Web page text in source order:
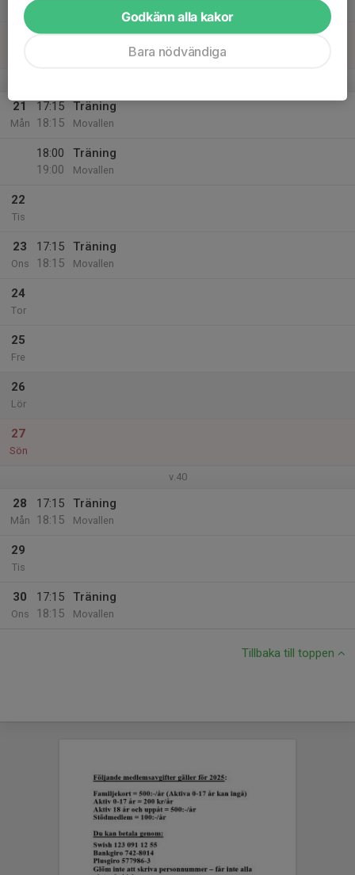
Lör
21
Mån
17:15
18:15
Träning
Movallen
18:00
19:00
Träning
Movallen
22
Tis
23
Ons
17:15
18:15
Träning
Movallen
24
Tor
25
Fre
26
Lör
27
Sön
v.40
28
Mån
17:15
18:15
Träning
Movallen
29
Tis
30
Ons
17:15
18:15
Träning
Movallen
Tillbaka till toppen
Godkänn alla kakor
Bara nödvändiga